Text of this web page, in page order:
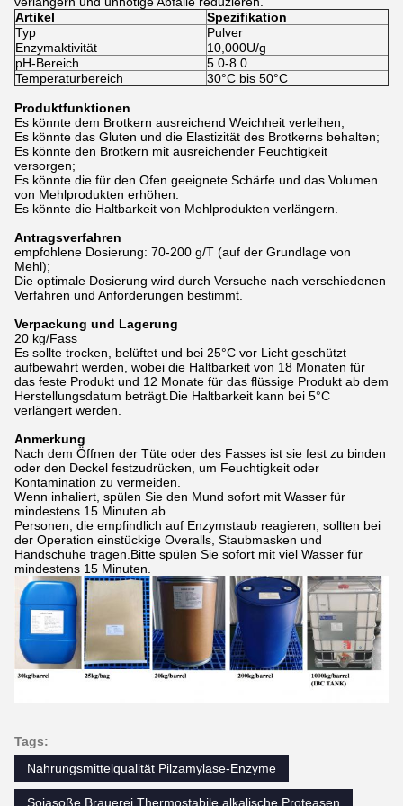
Artikel
Spezifikation
Typ
Pulver
Enzymaktivität
10,000U/g
pH-Bereich
5.0-8.0
Temperaturbereich
30°C bis 50°C
Produktfunktionen
Es könnte dem Brotkern ausreichend Weichheit verleihen;
Es könnte das Gluten und die Elastizität des Brotkerns behalten;
Es könnte den Brotkern mit ausreichender Feuchtigkeit
versorgen;
Es könnte die für den Ofen geeignete Schärfe und das Volumen
von Mehlprodukten erhöhen.
Es könnte die Haltbarkeit von Mehlprodukten verlängern.
Antragsverfahren
empfohlene Dosierung: 70-200 g/T (auf der Grundlage von
Mehl);
Die optimale Dosierung wird durch Versuche nach verschiedenen
Verfahren und Anforderungen bestimmt.
Verpackung und Lagerung
20 kg/Fass
Es sollte trocken, belüftet und bei 25°C vor Licht geschützt
aufbewahrt werden, wobei die Haltbarkeit von 18 Monaten für
das feste Produkt und 12 Monate für das flüssige Produkt ab dem
Herstellungsdatum beträgt.Die Haltbarkeit kann bei 5°C
verlängert werden.
Anmerkung
Nach dem Öffnen der Tüte oder des Fasses ist sie fest zu binden
oder den Deckel festzudrücken, um Feuchtigkeit oder
Kontamination zu vermeiden.
Wenn inhaliert, spülen Sie den Mund sofort mit Wasser für
mindestens 15 Minuten ab.
Personen, die empfindlich auf Enzymstaub reagieren, sollten bei
der Operation einstückige Overalls, Staubmasken und
Handschuhe tragen.Bitte spülen Sie sofort mit viel Wasser für
mindestens 15 Minuten.
Tags:
Nahrungsmittelqualität Pilzamylase-Enzyme
Sojasoße Brauerei Thermostabile alkalische Proteasen